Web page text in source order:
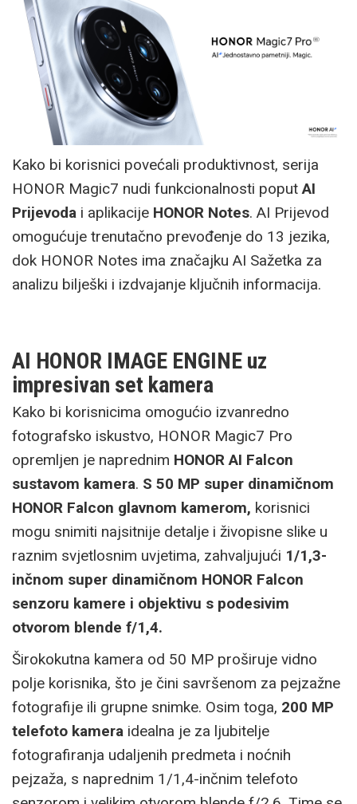
Kako bi korisnici povećali produktivnost, serija
HONOR Magic7 nudi funkcionalnosti poputAI
Prijevoda i aplikacije HONOR Notes. AI Prijevod
omogućuje trenutačno prevođenje do 13 jezika,
dok HONOR Notes ima značajku AI Sažetka za
analizu bilješki i izdvajanje ključnih informacija.
AI HONOR IMAGE ENGINE uz
impresivan set kamera
Kako bi korisnicima omogućio izvanredno
fotografsko iskustvo, HONOR Magic7 Pro
opremljen je naprednim HONOR AI Falcon
sustavom kamera. S 50 MP super dinamičnom
HONOR Falcon glavnom kamerom, korisnici
mogu snimiti najsitnije detalje i živopisne slike u
raznim svjetlosnim uvjetima, zahvaljujući 1/1,3-
inčnom super dinamičnom HONOR Falcon
senzoru kamere i objektivu s podesivim
otvorom blende f/1,4.
Širokokutna kamera od 50 MP proširuje vidno
polje korisnika, što je čini savršenom za pejzažne
fotografije ili grupne snimke. Osim toga, 200 MP
telefoto kamera idealna je za ljubitelje
fotografiranja udaljenih predmeta i noćnih
pejzaža, s naprednim 1/1,4-inčnim telefoto